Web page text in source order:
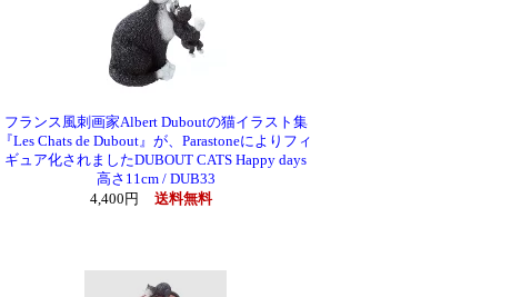
フランス風刺画家Albert Duboutの猫イラスト集
『Les Chats de Dubout』が、Parastoneによりフィ
ギュア化されましたDUBOUT CATS Happy days
高さ11cm / DUB33
4,400円
送料無料